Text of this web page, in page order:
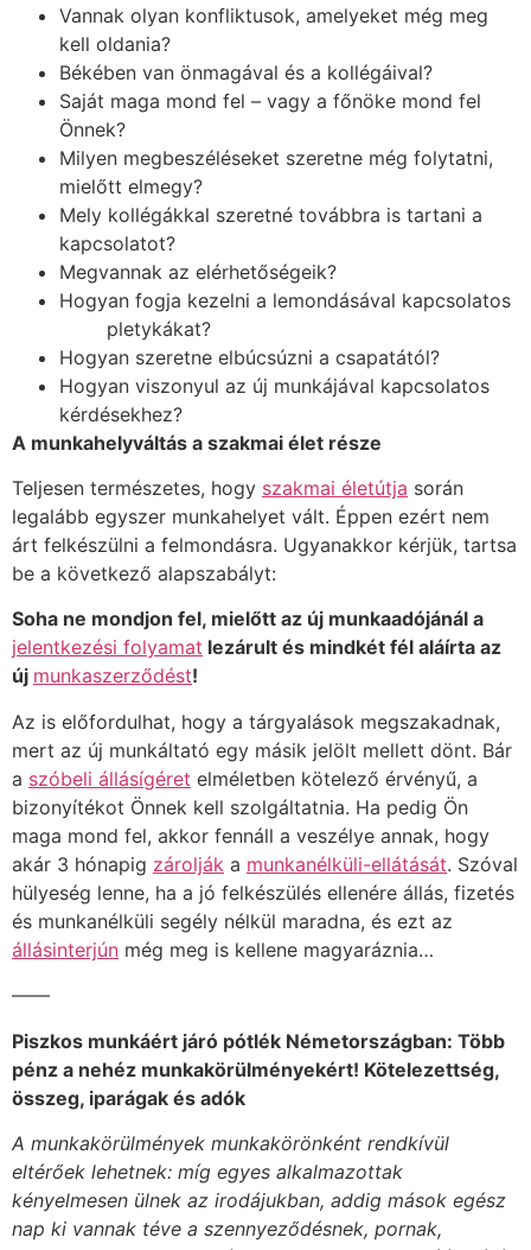
Vannak olyan konfliktusok, amelyeket még meg
kell oldania?
Békében van önmagával és a kollégáival?
Saját maga mond fel – vagy a főnöke mond fel
Önnek?
Milyen megbeszéléseket szeretne még folytatni,
mielőtt elmegy?
Mely kollégákkal szeretné továbbra is tartani a
kapcsolatot?
Megvannak az elérhetőségeik?
Hogyan fogja kezelni a lemondásával kapcsolatos
pletykákat?
Hogyan szeretne elbúcsúzni a csapatától?
Hogyan viszonyul az új munkájával kapcsolatos
kérdésekhez?
A munkahelyváltás a szakmai élet része
Teljesen természetes, hogy szakmai életútja során
legalább egyszer munkahelyet vált. Éppen ezért nem
árt felkészülni a felmondásra. Ugyanakkor kérjük, tartsa
be a következő alapszabályt:
Soha ne mondjon fel, mielőtt az új munkaadójánál a
jelentkezési folyamat lezárult és mindkét fél aláírta az
új munkaszerződést!
Az is előfordulhat, hogy a tárgyalások megszakadnak,
mert az új munkáltató egy másik jelölt mellett dönt. Bár
a szóbeli állásígéret elméletben kötelező érvényű, a
bizonyítékot Önnek kell szolgáltatnia. Ha pedig Ön
maga mond fel, akkor fennáll a veszélye annak, hogy
akár 3 hónapig zárolják a munkanélküli-ellátását. Szóval
hülyeség lenne, ha a jó felkészülés ellenére állás, fizetés
és munkanélküli segély nélkül maradna, és ezt az
állásinterjún még meg is kellene magyaráznia…
——
Piszkos munkáért járó pótlék Németországban: Több
pénz a nehéz munkakörülményekért! Kötelezettség,
összeg, iparágak és adók
A munkakörülmények munkakörönként rendkívül
eltérőek lehetnek: míg egyes alkalmazottak
kényelmesen ülnek az irodájukban, addig mások egész
nap ki vannak téve a szennyeződésnek, pornak,